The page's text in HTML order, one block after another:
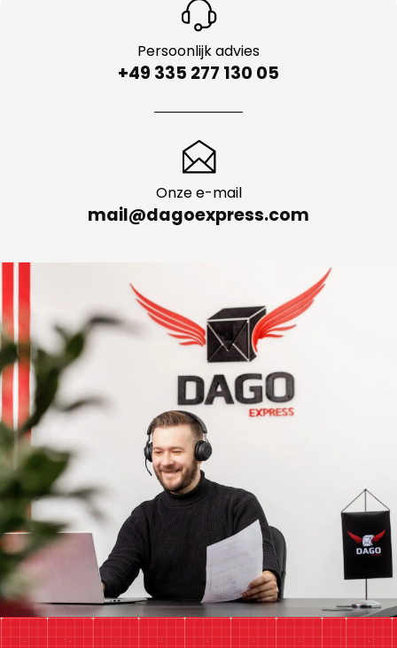
Persoonlijk advies
+49 335 277 130 05
Onze e-mail
mail@dagoexpress.com